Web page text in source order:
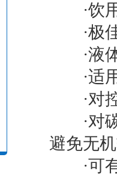
·饮用
·极佳
·液体
·适用
·对控
·对碳
避免无
·可有